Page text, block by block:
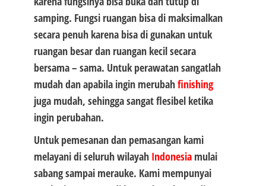
samping. Fungsi ruangan bisa di maksimalkan
secara penuh karena bisa di gunakan untuk
ruangan besar dan ruangan kecil secara
bersama – sama. Untuk perawatan sangatlah
mudah dan apabila ingin merubahfinishing
juga mudah, sehingga sangat flesibel ketika
ingin perubahan.
Untuk pemesanan dan pemasangan kami
melayani di seluruh wilayah Indonesiamulai
sabang sampai merauke. Kami mempunyai